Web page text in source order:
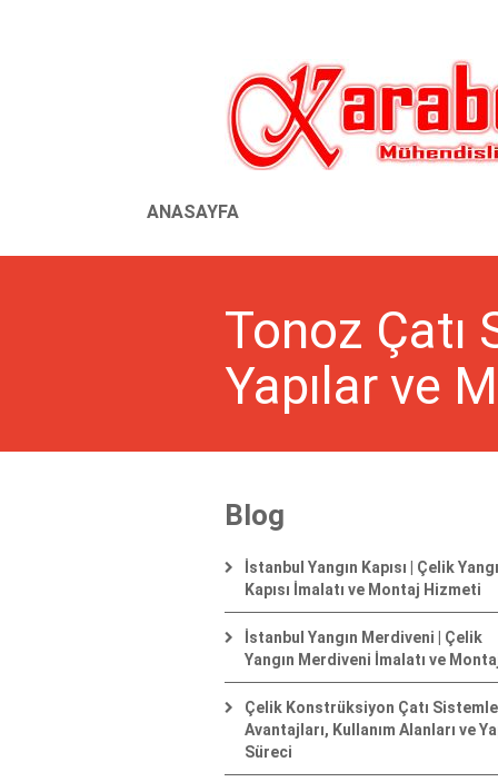
ANASAYFA
Tonoz Çatı
Yapılar ve
Blog
İstanbul Yangın Kapısı | Çelik
Kapısı İmalatı ve Montaj Hizmeti
İstanbul Yangın Merdiveni | Çelik
Yangın Merdiveni İmalatı ve
Çelik Konstrüksiyon Çatı
Avantajları, Kullanım Alanları ve
Süreci